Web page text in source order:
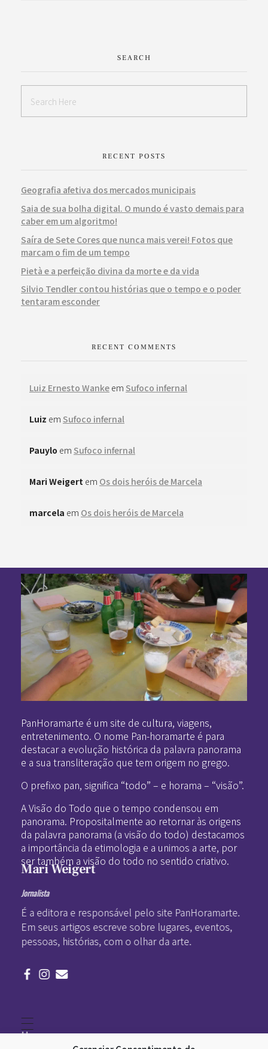
SEARCH
RECENT POSTS
Geografia afetiva dos mercados municipais
Saia de sua bolha digital. O mundo é vasto demais para
caber em um algoritmo!
Saíra de Sete Cores que nunca mais verei! Fotos que
marcam o fim de um tempo
Pietà e a perfeição divina da morte e da vida
Silvio Tendler contou histórias que o tempo e o poder
tentaram esconder
RECENT COMMENTS
Luiz Ernesto Wanke em Sufoco infernal
Luiz em Sufoco infernal
Pauylo em Sufoco infernal
Mari Weigert em Os dois heróis de Marcela
marcela em Os dois heróis de Marcela
PanHoramarte é um site de cultura, viagens,
entretenimento. O nome Pan-horamarte é para
destacar a evolução histórica da palavra panorama
e a sua transliteração que tem origem no grego.
O prefixo pan, significa “todo” – e horama – “visão”.
A Visão do Todo que o tempo condensou em
panorama. Propositalmente ao retornar às origens
da palavra panorama (a visão do todo) destacamos
a importância da etimologia e a unimos a arte, por
ser também a visão do todo no sentido criativo.
Mari Weigert
Jornalista
É a editora e responsável pelo site PanHoramarte.
Em seus artigos escreve sobre lugares, eventos,
pessoas, histórias, com o olhar da arte.
Home